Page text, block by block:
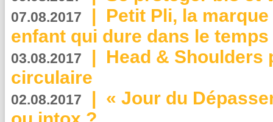
07.08.2017 | Petit Pli, la
enfant qui dure dans le temps
03.08.2017 | Head & Shoulders
circulaire
02.08.2017 | « Jour du